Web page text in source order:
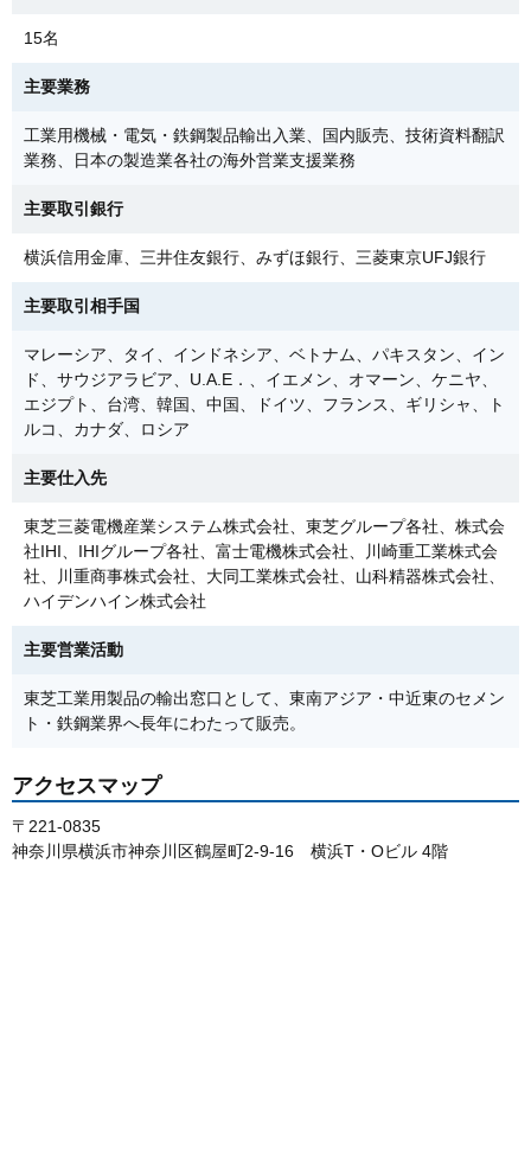
15名
主要業務
工業用機械・電気・鉄鋼製品輸出入業、国内販売、技術資料翻訳
業務、日本の製造業各社の海外営業支援業務
主要取引銀行
横浜信用金庫、三井住友銀行、みずほ銀行、三菱東京UFJ銀行
主要取引相手国
マレーシア、タイ、インドネシア、ベトナム、パキスタン、イン
ド、サウジアラビア、U.A.E．、イエメン、オマーン、ケニヤ、
エジプト、台湾、韓国、中国、ドイツ、フランス、ギリシャ、ト
ルコ、カナダ、ロシア
主要仕入先
東芝三菱電機産業システム株式会社、東芝グループ各社、株式会
社IHI、IHIグループ各社、富士電機株式会社、川崎重工業株式会
社、川重商事株式会社、大同工業株式会社、山科精器株式会社、
ハイデンハイン株式会社
主要営業活動
東芝工業用製品の輸出窓口として、東南アジア・中近東のセメン
ト・鉄鋼業界へ長年にわたって販売。
アクセスマップ
〒221-0835
神奈川県横浜市神奈川区鶴屋町2-9-16 横浜T・Oビル 4階